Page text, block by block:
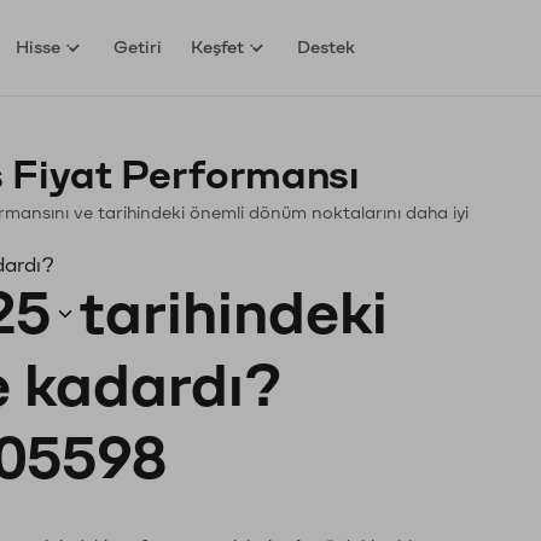
Hisse Getiri Keşfet Destek
Performansı
ve tarihindeki önemli dönüm noktalarını daha iyi
tarihindeki
kadardı?